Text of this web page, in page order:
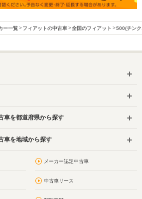
ー一覧 フィアットの中古車 全国のフィアット 500(チン
車を都道府県から探す
車を地域から探す
メーカー認定中古車
中古車リース